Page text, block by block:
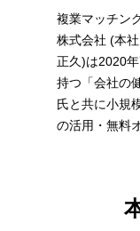
複業マッチン
株式会社 (本
正久)は2020
持つ「会社の
氏と共に小規
の活用・無料